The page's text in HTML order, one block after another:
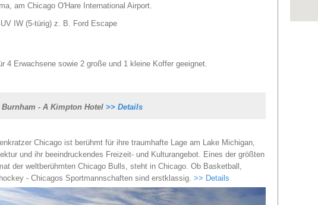
am Chicago O'Hare International Airport.
IW (5-türig) z. B. Ford Escape
4 Erwachsene sowie 2 große und 1 kleine Koffer geeignet.
- A Kimpton Hotel >> Details
Chicago ist berühmt für ihre traumhafte Lage am Lake Michigan,
und ihr beeindruckendes Freizeit- und Kulturangebot. Eines der größten
der weltberühmten Chicago Bulls, steht in Chicago. Ob Basketball,
- Chicagos Sportmannschaften sind erstklassig. >> Details